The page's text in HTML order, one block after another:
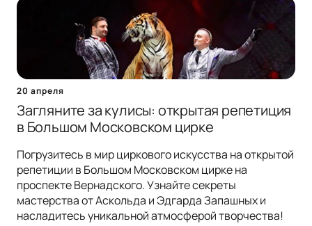
20 апреля
Загляните за кулисы: открытая репетиция
в Большом Московском цирке
Погрузитесь в мир циркового искусства на открытой
репетиции в Большом Московском цирке на
проспекте Вернадского. Узнайте секреты
мастерства от Аскольда и Эдгарда Запашных и
насладитесь уникальной атмосферой творчества!